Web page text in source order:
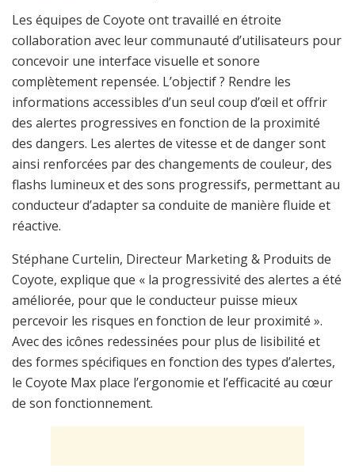
Les équipes de Coyote ont travaillé en étroite
collaboration avec leur communauté d’utilisateurs pour
concevoir une interface visuelle et sonore
complètement repensée. L’objectif ? Rendre les
informations accessibles d’un seul coup d’œil et offrir
des alertes progressives en fonction de la proximité
des dangers. Les alertes de vitesse et de danger sont
ainsi renforcées par des changements de couleur, des
flashs lumineux et des sons progressifs, permettant au
conducteur d’adapter sa conduite de manière fluide et
réactive.
Stéphane Curtelin, Directeur Marketing & Produits de
Coyote, explique que « la progressivité des alertes a été
améliorée, pour que le conducteur puisse mieux
percevoir les risques en fonction de leur proximité ».
Avec des icônes redessinées pour plus de lisibilité et
des formes spécifiques en fonction des types d’alertes,
le Coyote Max place l’ergonomie et l’efficacité au cœur
de son fonctionnement.